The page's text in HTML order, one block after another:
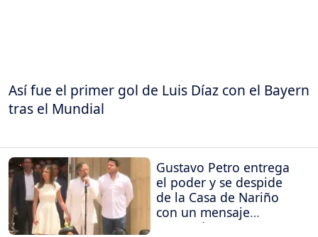
Así fue el primer gol de Luis Díaz con el Bayern
tras el Mundial
Gustavo Petro entrega
el poder y se despide
de la Casa de Nariño
con un mensaje
contundente